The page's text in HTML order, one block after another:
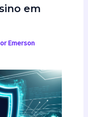
em
Emerson